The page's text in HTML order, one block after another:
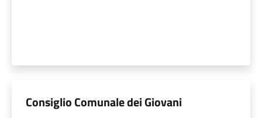
Consiglio Comunale dei Giovani